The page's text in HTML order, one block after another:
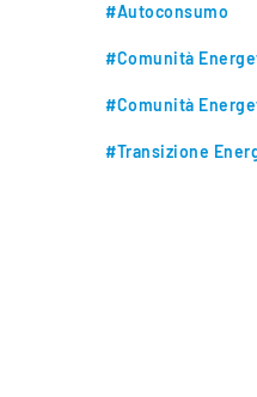
#Autoconsumo
#Comunità
#Comunità
#Transizione